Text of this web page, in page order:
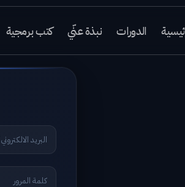
الدورات نبذة عنّي كتب برمجية